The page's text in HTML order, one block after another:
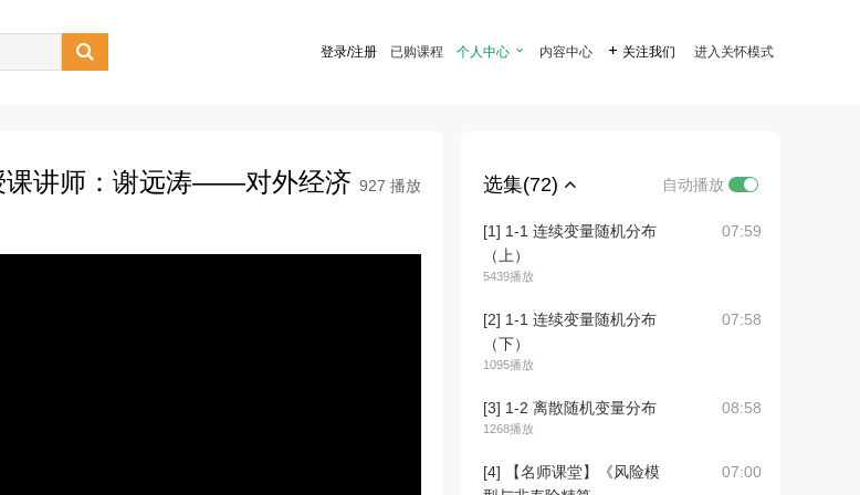
 登录/注册 已购课程 个人中心  内容中心  关注我们 进入关怀模式
课讲师：谢远涛——对外经济 927 播放 选集(72) 自动播放
[1] 1-1 连续变量随机分布
（上）
5439播放
07:59
[2] 1-1 连续变量随机分布
（下）
1095播放
07:58
[3] 1-2 离散随机变量分布
1268播放
08:58
[4] 【名师课堂】《风险模
07:00